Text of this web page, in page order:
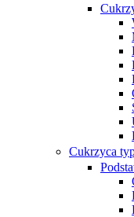
Cukrzyca